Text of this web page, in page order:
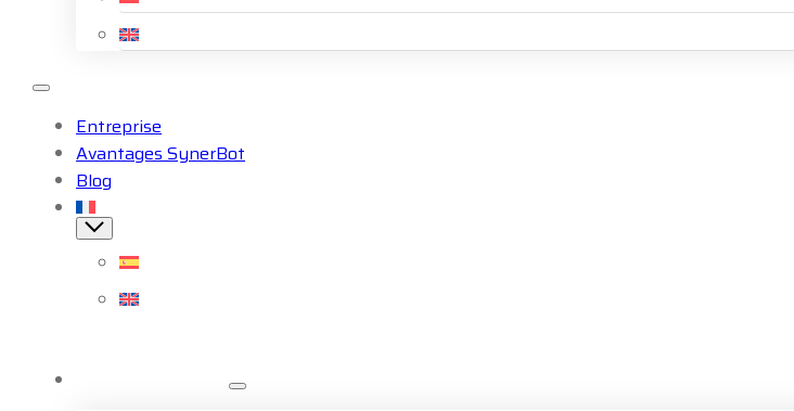
Entreprise
Avantages SynerBot
Blog